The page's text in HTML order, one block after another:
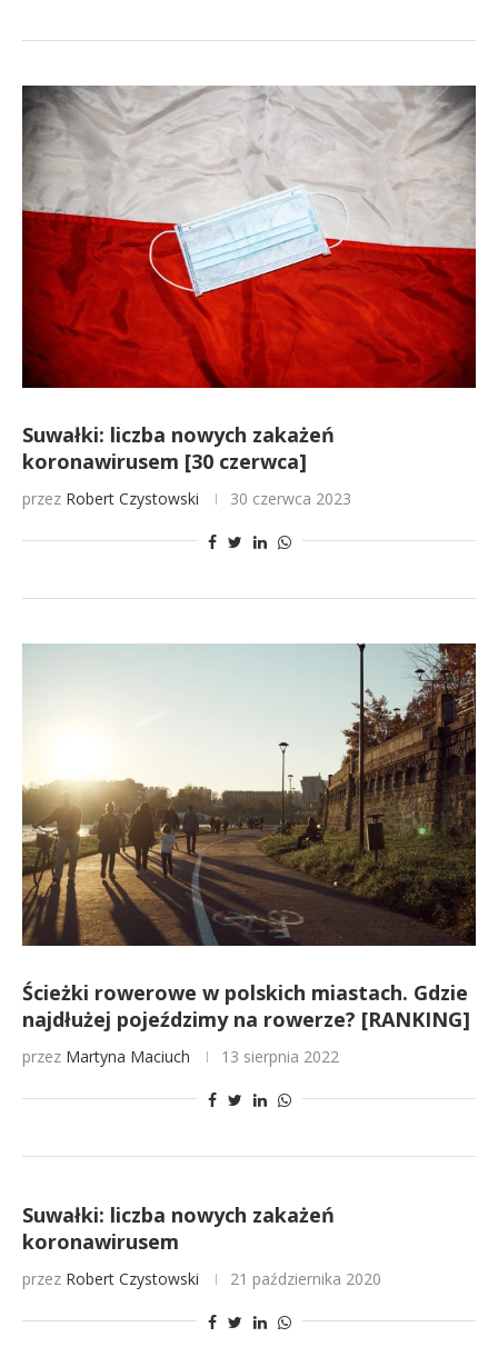
Suwałki: liczba nowych zakażeń
koronawirusem [30 czerwca]
przez Robert Czystowski 30 czerwca 2023
Ścieżki rowerowe w polskich miastach. Gdzie
najdłużej pojeździmy na rowerze? [RANKING]
przez Martyna Maciuch 13 sierpnia 2022
Suwałki: liczba nowych zakażeń
koronawirusem
przez Robert Czystowski 21 października 2020